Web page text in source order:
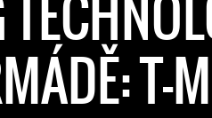
T-